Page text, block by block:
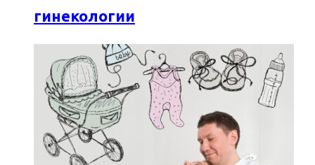
гинекологии